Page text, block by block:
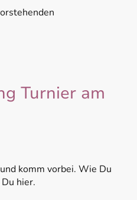
Turnier am
komm vorbei. Wie Du
hier.